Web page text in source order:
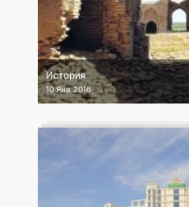
История
10 Янв 2016